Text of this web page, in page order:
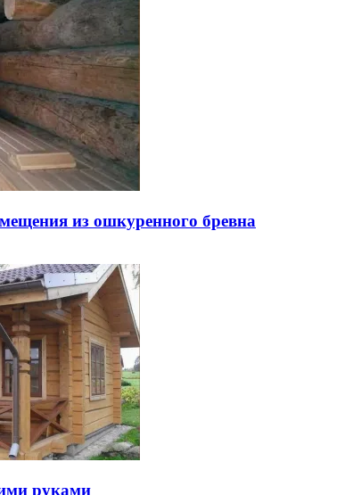
из ошкуренного бревна
руками